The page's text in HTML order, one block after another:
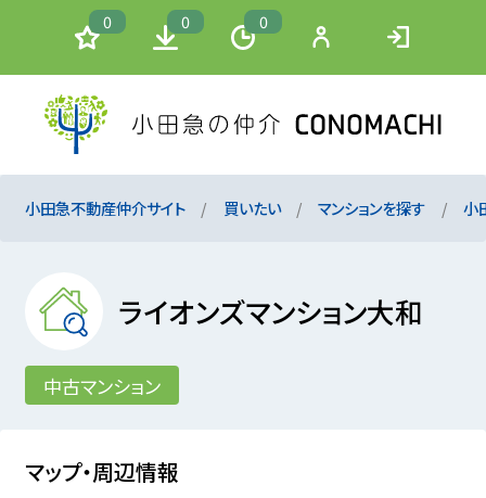
0 0 0
小田急不動産仲介サイト 買いたい マンションを探す 小
ライオンズマンション大和
中古マンション
マップ・周辺情報